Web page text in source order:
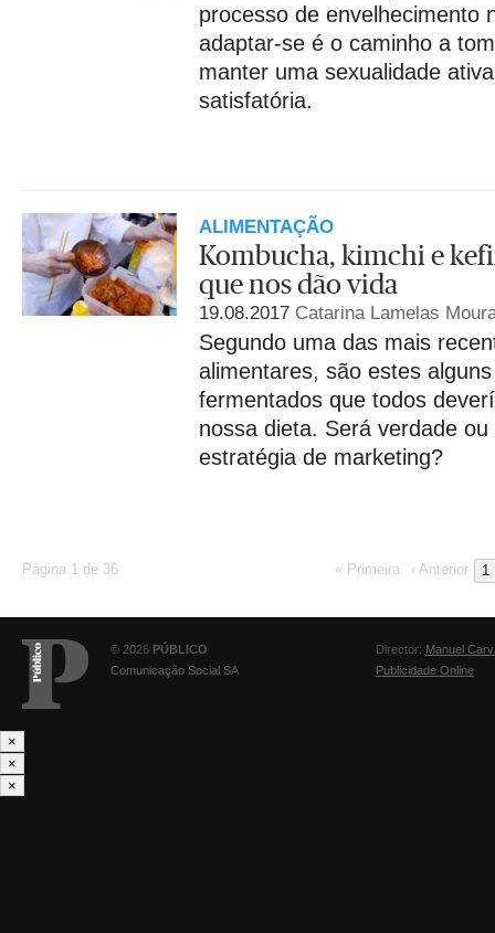
processo de envelhecimento
adaptar-se é o caminho a
manter uma sexualidade
satisfatória.
ALIMENTAÇÃO
Kombucha, kimchi e
que nos dão vida
19.08.2017 Catarina Lamelas
Segundo uma das mais
alimentares, são estes
fermentados que todos
nossa dieta. Será verdade
estratégia de marketing?
Página 1 de 36 « Primeira ‹ Anterior 1
© 2026 PÚBLICO
Comunicação Social SA
Director: Manuel
Publicidade Online
×
×
×